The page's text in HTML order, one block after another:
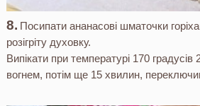
Посипати ананасові шматочки
розігріту духовку.
Випікати при температурі 170
вогнем, потім ще 15 хвилин,